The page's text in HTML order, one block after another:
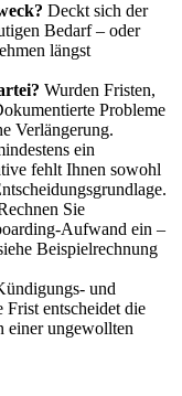
Deckt sich der
Bedarf – oder
längst
Wurden Fristen,
Probleme
Verlängerung.
ein
fehlt Ihnen sowohl
Sie
Aufwand ein –
Beispielrechnung
und
Frist entscheidet die
einer ungewollten